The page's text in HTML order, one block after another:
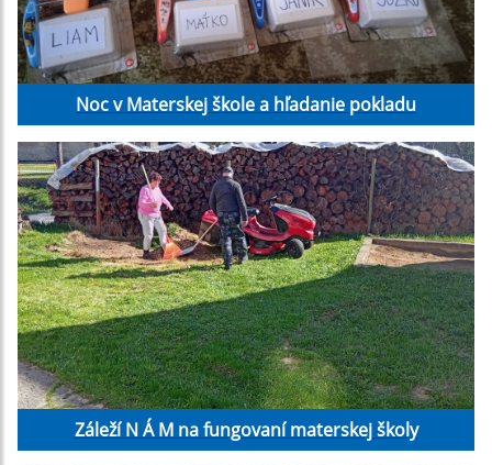
Noc v Materskej škole a hľadanie pokladu
Záleží N Á M na fungovaní materskej školy